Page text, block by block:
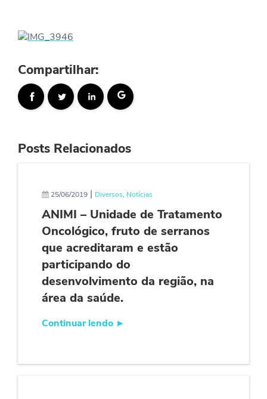
Compartilhar:
Posts Relacionados
25/06/2019 | Diversos, Notícias
ANIMI – Unidade de Tratamento
Oncológico, fruto de serranos
que acreditaram e estão
participando do
desenvolvimento da região, na
área da saúde.
Continuar lendo ►